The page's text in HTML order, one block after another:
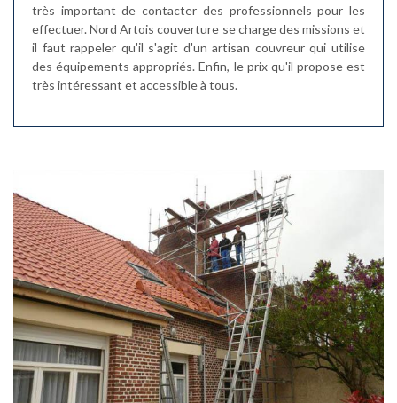
très important de contacter des professionnels pour les
effectuer. Nord Artois couverture se charge des missions et
il faut rappeler qu'il s'agit d'un artisan couvreur qui utilise
des équipements appropriés. Enfin, le prix qu'il propose est
très intéressant et accessible à tous.